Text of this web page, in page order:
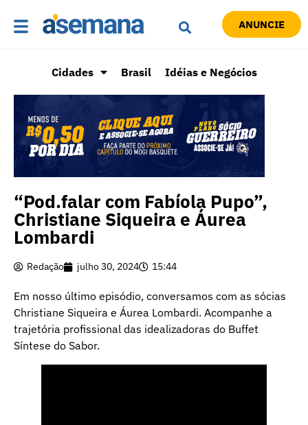
ANUNCIE
Cidades Brasil Idéias e Negócios
“Pod.falar com Fabíola Pupo”,
Christiane Siqueira e Áurea
Lombardi
Redação julho 30, 2024 15:44
Em nosso último episódio, conversamos com as sócias
Christiane Siqueira e Áurea Lombardi. Acompanhe a
trajetória profissional das idealizadoras do Buffet
Síntese do Sabor.